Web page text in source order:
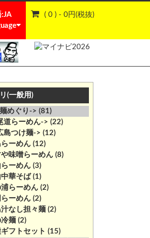
( 0 ) - 0円(税抜)
:JA
(一般用)
めぐり-> (81)
道らーめん-> (22)
島つけ麺-> (12)
ーめん(12)
味噌らーめん(8)
ーめん(3)
華そば(1)
らーめん(2)
ーめん(2)
なし担々麺(2)
麺(2)
フトセット (15)